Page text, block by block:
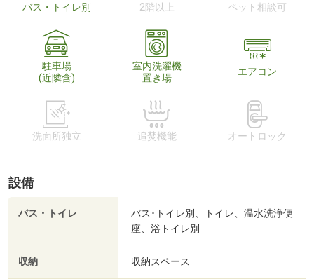
バス・トイレ別 2階以上 ペット相談可
駐車場
(近隣含)
室内洗濯機
置き場
エアコン
洗面所独立 追焚機能 オートロック
設備
バス・トイレ
バス･トイレ別、トイレ、温水洗浄便
座、浴トイレ別
収納 収納スペース